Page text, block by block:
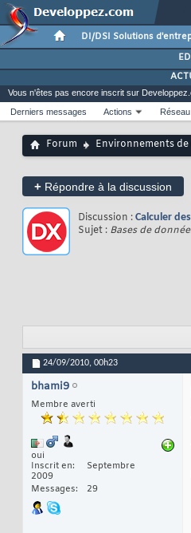
DI/DSI Solutions
Vous n'êtes pas encore inscrit sur
Derniers messages
Actions
Forum Environnements
+ Répondre à la discussion
Discussion : Calculer
Sujet : Bases de
24/09/2010, 00h23
bhami9
Membre averti
oui
Inscrit en
Septembre
2009
Messages
29